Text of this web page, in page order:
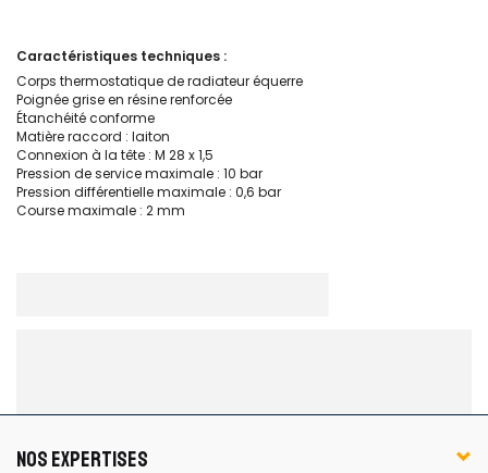
Caractéristiques techniques :
Corps thermostatique de radiateur équerre
Poignée grise en résine renforcée
Étanchéité conforme
Matière raccord : laiton
Connexion à la tête : M 28 x 1,5
Pression de service maximale : 10 bar
Pression différentielle maximale : 0,6 bar
Course maximale : 2 mm
NOS EXPERTISES